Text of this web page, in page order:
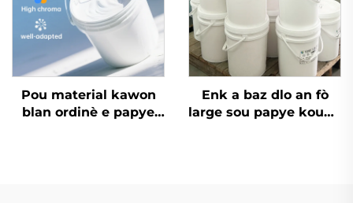
Pou material kawon
blan ordinè e papye
Enk a baz dlo an fò
large sou papye kouvri